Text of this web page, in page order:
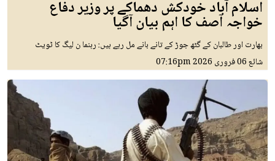
اسلام آباد خودکش دھماکے پر وزیر دفاع
خواجہ آصف کا اہم بیان آگیا
بھارت اور طالبان کے گٹھ جوڑ کے تانے بانے مل رہے ہیں: رہنما ن لیگ کا ٹویٹ
شائع06 فروری 2026 07:16pm